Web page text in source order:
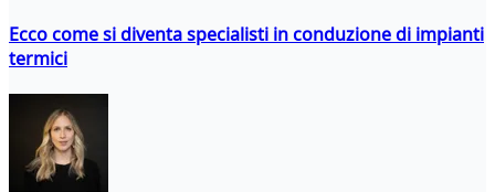
Ecco come si diventa specialisti in conduzione di impianti
termici